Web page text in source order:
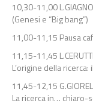
10,30-11,00
(Genesi e “Big bang”)
11,00-11,15 Pausa
11,15-11,45
L’origine della
11,45-12,15
La ricerca in… chiaro-